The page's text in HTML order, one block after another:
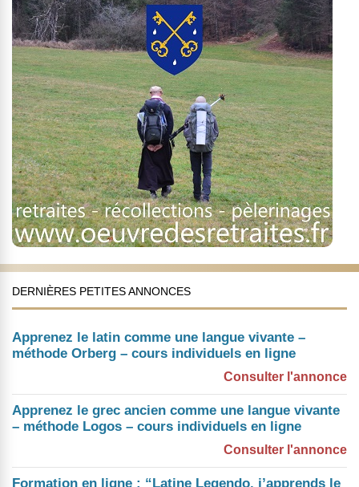
DERNIÈRES PETITES ANNONCES
Apprenez le latin comme une langue vivante –
méthode Orberg – cours individuels en ligne
Consulter l'annonce
Apprenez le grec ancien comme une langue vivante
– méthode Logos – cours individuels en ligne
Consulter l'annonce
Formation en ligne : “Latine Legendo, j’apprends le